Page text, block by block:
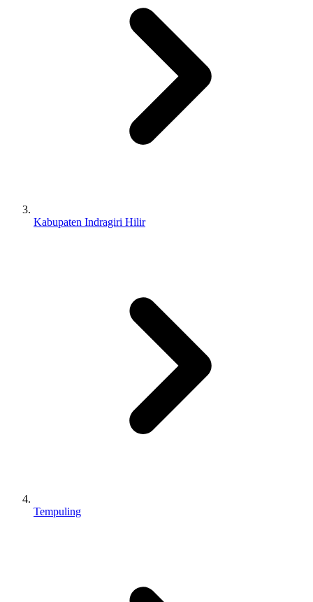
Kabupaten Indragiri Hilir
Tempuling